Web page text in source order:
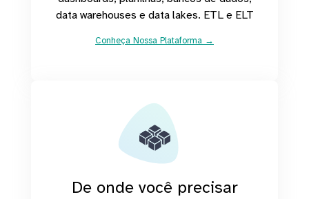
data warehouses e data lakes. ETL e ELT
Conheça Nossa Plataforma →
De onde você precisar